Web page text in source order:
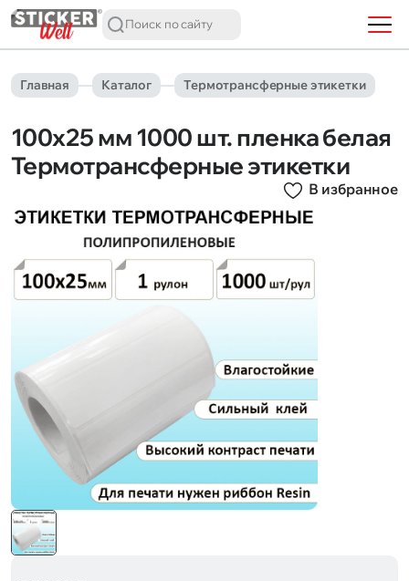
Главная Каталог Термотрансферные этикетки
100х25 мм 1000 шт. пленка белая
Термотрансферные этикетки
В избранное